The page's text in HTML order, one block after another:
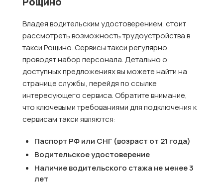
Владея водительским удостоверением, стоит
рассмотреть возможность трудоустройства в
такси Рощино. Сервисы такси регулярно
проводят набор персонала. Детально о
доступных предложениях вы можете найти на
странице службы, перейдя по ссылке
интересующего сервиса. Обратите внимание,
что ключевыми требованиями для подключения к
сервисам такси являются:
Паспорт РФ или СНГ (возраст от 21 года)
Водительское удостоверение
Наличие водительского стажа не менее 3
лет